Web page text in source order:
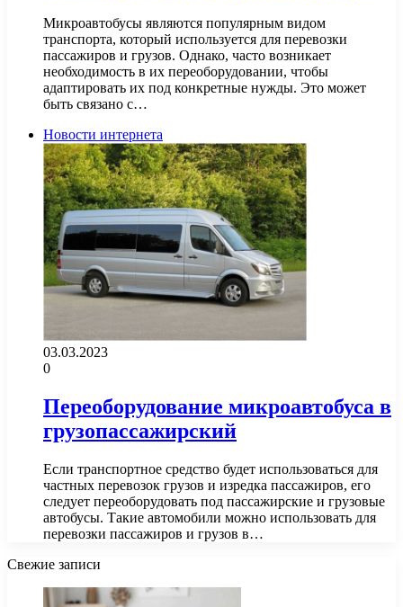
Микроавтобусы являются популярным видом
транспорта, который используется для перевозки
пассажиров и грузов. Однако, часто возникает
необходимость в их переоборудовании, чтобы
адаптировать их под конкретные нужды. Это может
быть связано с…
Новости интернета
03.03.2023
0
Переоборудование микроавтобуса в
грузопассажирский
Если транспортное средство будет использоваться для
частных перевозок грузов и изредка пассажиров, его
следует переоборудовать под пассажирские и грузовые
автобусы. Такие автомобили можно использовать для
перевозки пассажиров и грузов в…
Свежие записи